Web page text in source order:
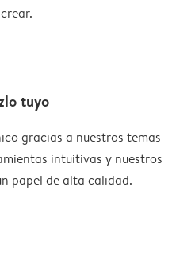
tuyo
gracias a nuestros temas
intuitivas y nuestros
papel de alta calidad.